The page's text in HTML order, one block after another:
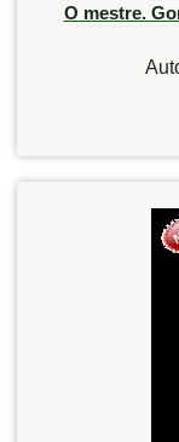
O mestre.